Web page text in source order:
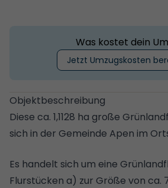
Was kostet dein
Jetzt Umzugskosten
Objektbeschreibung
Diese ca. 1,1128 ha große
sich in der Gemeinde Apen im
Es handelt sich um eine
Flurstücken a) zur Größe von ca.